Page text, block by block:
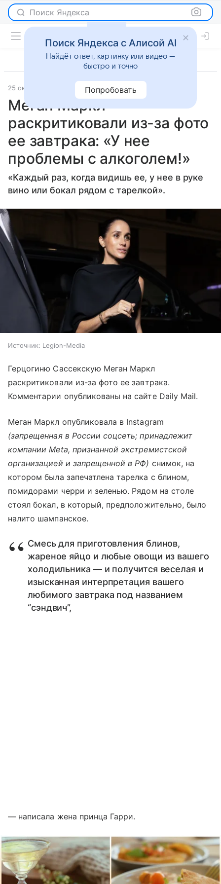
Поиск Яндекса
25 октября 2025 Газета.Ру Светская жизнь
Меган Маркл
раскритиковали из-за фото
ее завтрака: «У нее
проблемы с алкоголем!»
«Каждый раз, когда видишь ее, у нее в руке
вино или бокал рядом с тарелкой».
Источник: Legion-Media
Герцогиню Сассекскую Меган Маркл
раскритиковали из-за фото ее завтрака.
Комментарии опубликованы на сайте Daily Mail.
Меган Маркл опубликовала в Instagram
(запрещенная в России соцсеть; принадлежит
компании Meta, признанной экстремистской
организацией и запрещенной в РФ) снимок, на
котором была запечатлена тарелка с блином,
помидорами черри и зеленью. Рядом на столе
стоял бокал, в который, предположительно, было
налито шампанское.
Смесь для приготовления блинов,
жареное яйцо и любые овощи из вашего
холодильника — и получится веселая и
изысканная интерпретация вашего
любимого завтрака под названием
“сэндвич”,
— написала жена принца Гарри.
Поиск Яндекса с Алисой AI
Найдёт ответ, картинку или видео —
быстро и точно
Попробовать